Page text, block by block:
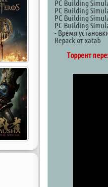
PC Building
PC Building
PC Building
PC Building
- Время
Repack от xatab
Торрент